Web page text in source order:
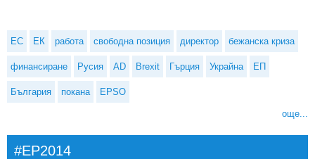
ЕС ЕК работа свободна позиция директор бежанска криза
финансиране Русия AD Brexit Гърция Украйна ЕП
България покана EPSO
още...
#EP2014